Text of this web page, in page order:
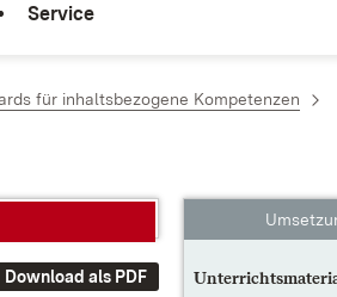
Service
für inhaltsbezogene Kompetenzen
Download als PDF